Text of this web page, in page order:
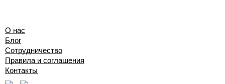
О нас
Блог
Сотрудничество
Правила и соглашения
Контакты